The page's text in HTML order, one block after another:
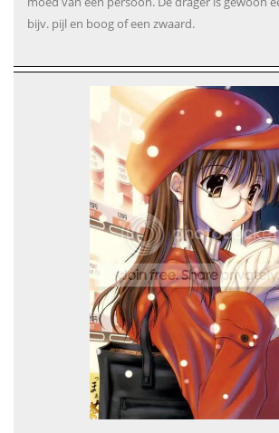
bijv. pijl en boog of een zwaard.